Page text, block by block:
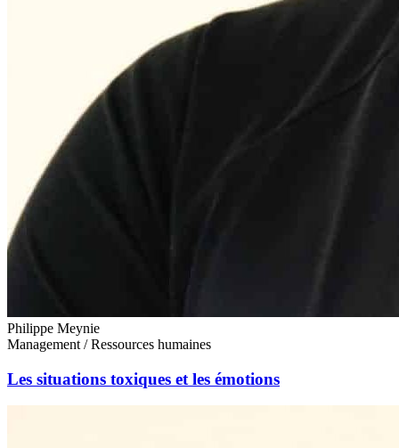
Philippe Meynie
Management / Ressources humaines
Les situations toxiques et les émotions